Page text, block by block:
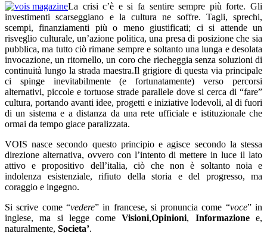
La crisi c’è e si fa sentire sempre più forte. Gli
investimenti scarseggiano e la cultura ne soffre. Tagli, sprechi,
scempi, finanziamenti più o meno giustificati; ci si attende un
risveglio culturale, un’azione politica, una presa di posizione che sia
pubblica, ma tutto ciò rimane sempre e soltanto una lunga e desolata
invocazione, un ritornello, un coro che riecheggia senza soluzioni di
continuità lungo la strada maestra.Il grigiore di questa via principale
ci spinge inevitabilmente (e fortunatamente) verso percorsi
alternativi, piccole e tortuose strade parallele dove si cerca di “fare”
cultura, portando avanti idee, progetti e iniziative lodevoli, al di fuori
di un sistema e a distanza da una rete ufficiale e istituzionale che
ormai da tempo giace paralizzata.
VOIS nasce secondo questo principio e agisce secondo la stessa
direzione alternativa, ovvero con l’intento di mettere in luce il lato
attivo e propositivo dell’italia, ciò che non è soltanto noia e
indolenza esistenziale, rifiuto della storia e del progresso, ma
coraggio e ingegno.
Si scrive come “vedere” in francese, si pronuncia come “voce” in
inglese, ma si legge comeVisioni,Opinioni, Informazionee,
naturalmente, Societa’.